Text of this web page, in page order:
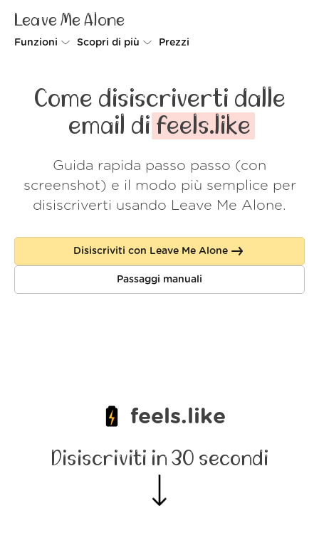
Leave Me Alone
Funzioni
Spam Blocker
Scopri di più
Come funziona
Sicurezza
Wall of Love
Accedi
Prezzi
Come disiscriverti dalle
email di feels.like
Guida rapida passo passo (con
screenshot) e il modo più semplice per
disiscriverti usando Leave Me Alone.
Disiscriviti con Leave Me Alone
Passaggi manuali
feels.like
Disiscriviti in 30 secondi